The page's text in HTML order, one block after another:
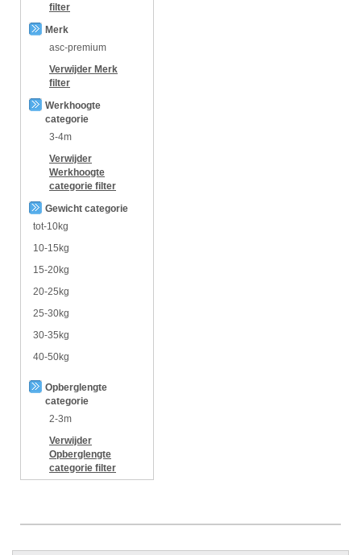
filter
Merk
asc-premium
Verwijder Merk
filter
Werkhoogte
categorie
3-4m
Verwijder
Werkhoogte
categorie filter
Gewicht categorie
tot-10kg
10-15kg
15-20kg
20-25kg
25-30kg
30-35kg
40-50kg
Opberglengte
categorie
2-3m
Verwijder
Opberglengte
categorie filter